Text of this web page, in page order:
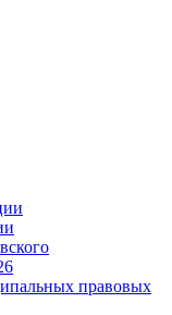
правовых